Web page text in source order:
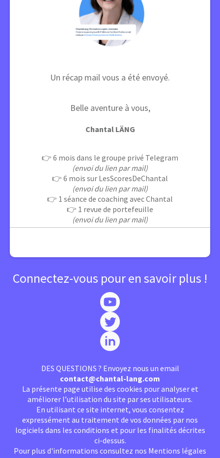
Un récap mail vous a été envoyé.
Belle aventure à vous,
Chantal LÄNG
👉 6 mois dans le groupe privé Telegram
(envoi du lien par mail)
👉 6 mois sur LesScoresDeChantal
(envoi du lien par mail)
👉 1 séance de coaching avec Chantal
👉 1 revue de portefeuille
(envoi du lien par mail)
Connectez-vous pour en savoir plus !
DES QUESTIONS ? Envoyez nous un email
contact@chantal-lang.com
La présente page utilise des cookies pour analyser et
améliorer l’utilisation du site par ses utilisateurs.
En utilisant ce site internet, vous consentez
expressément au traitement de vos données par nos
logiciels dans les conditions et pour les finalités décrites
ci-dessus.
Pour plus d'informations consultez nos Mentions légales